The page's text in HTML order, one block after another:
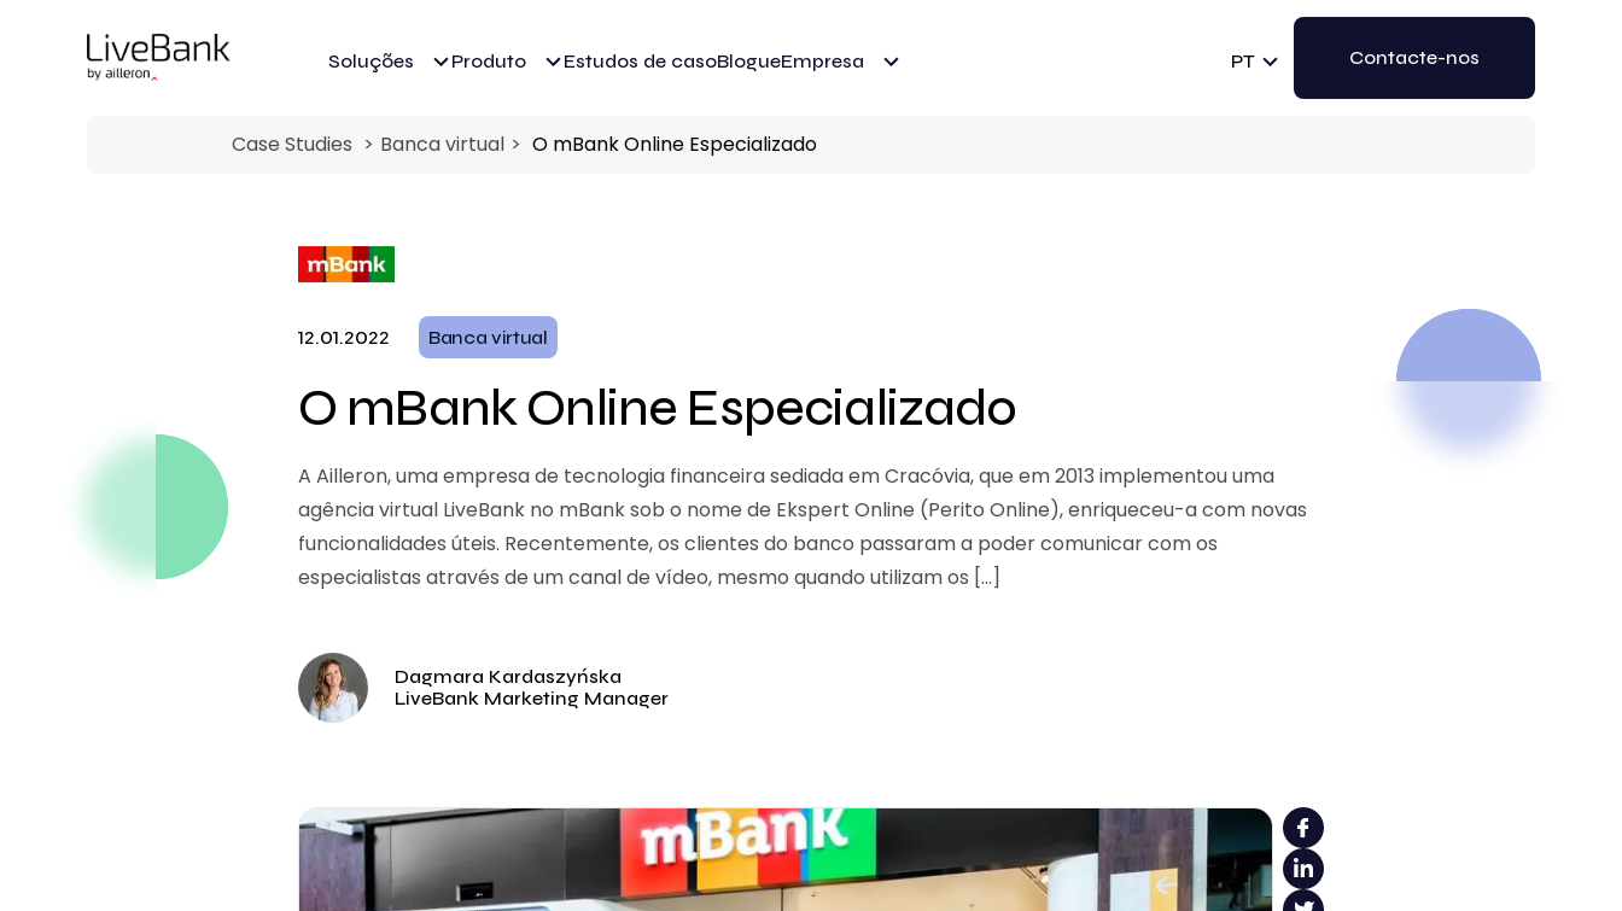
Soluções Produto Estudos de casoBlogueEmpresa PT Contacte-nos
Case Studies Banca virtual O mBank Online Especializado
12.01.2022 Banca virtual
O mBank Online Especializado
A Ailleron, uma empresa de tecnologia financeira sediada em Cracóvia, que em 2013 implementou uma
agência virtual LiveBank no mBank sob o nome de Ekspert Online (Perito Online), enriqueceu-a com novas
funcionalidades úteis. Recentemente, os clientes do banco passaram a poder comunicar com os
especialistas através de um canal de vídeo, mesmo quando utilizam os […]
Dagmara Kardaszyńska
LiveBank Marketing Manager